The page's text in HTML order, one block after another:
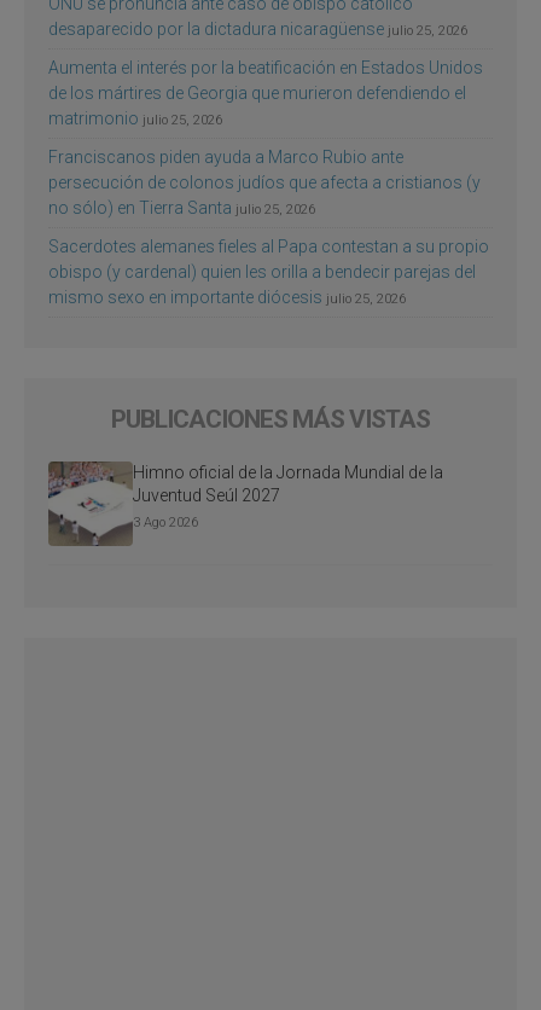
ONU se pronuncia ante caso de obispo católico
desaparecido por la dictadura nicaragüense julio 25, 2026
Aumenta el interés por la beatificación en Estados Unidos
de los mártires de Georgia que murieron defendiendo el
matrimonio julio 25, 2026
Franciscanos piden ayuda a Marco Rubio ante
persecución de colonos judíos que afecta a cristianos (y
no sólo) en Tierra Santa julio 25, 2026
Sacerdotes alemanes fieles al Papa contestan a su propio
obispo (y cardenal) quien les orilla a bendecir parejas del
mismo sexo en importante diócesis julio 25, 2026
PUBLICACIONES MÁS VISTAS
Himno oficial de la Jornada Mundial de la
Juventud Seúl 2027
3 Ago 2026